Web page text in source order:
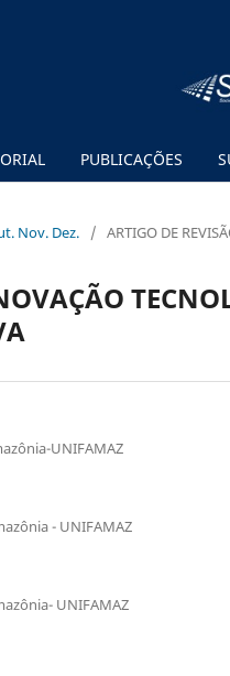
PUBLICAÇÕES
Nov. Dez. / ARTIGO DE
UNIFAMAZ
- UNIFAMAZ
UNIFAMAZ